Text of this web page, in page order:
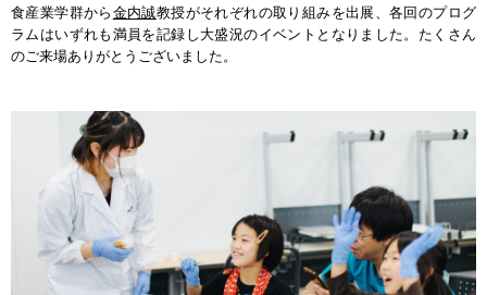
食産業学群から 金内誠教授がそれぞれの取り組みを出展、各回のプログ
ラムはいずれも満員を記録し大盛況のイベントとなりました。たくさん
のご来場ありがとうございました。